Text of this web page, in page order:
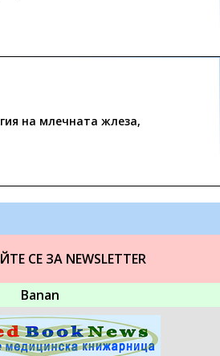
на млечната жлеза,
СЕ ЗА NEWSLETTER
Banan